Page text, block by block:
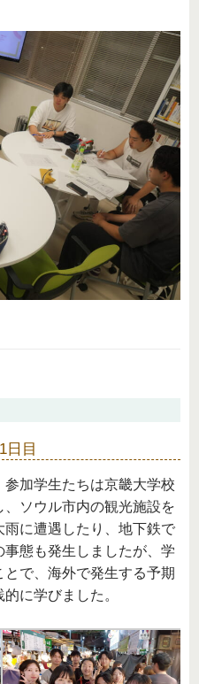
日目
加学生たちは京畿大学校
ソウル市内の観光施設を
雨に遭遇したり、地下鉄で
態も発生しましたが、学
で、海外で発生する予期
に学びました。